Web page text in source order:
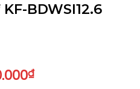
BDWSI12.6
₫Giá